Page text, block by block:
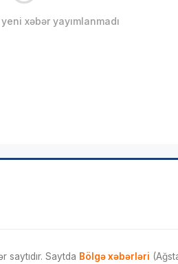
xəbər yayımlanmadı
saytıdır. Saytda Bölgə xəbərləri